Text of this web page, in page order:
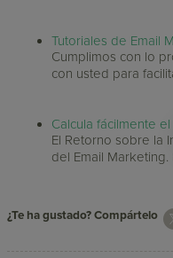
Tutoriales de Email
Cumplimos con lo
con usted para
Calcula fácilmente
El Retorno sobre la
del Email
¿Te ha gustado? Compártelo